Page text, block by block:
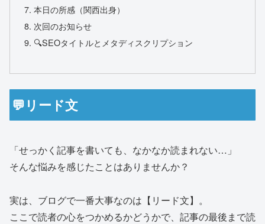
本日の所感（関西出身）
次回のお知らせ
🔍SEOタイトルとメタディスクリプション
💬リード文
「せっかく記事を書いても、なかなか読まれない…」
そんな悩みを感じたことはありませんか？
実は、ブログで一番大事なのは【リード文】。
ここで読者の心をつかめるかどうかで、記事の最後まで読